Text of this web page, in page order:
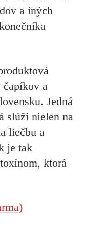
a iných
a
Jedná
slúži nielen na
liečbu a
je tak
ktorá